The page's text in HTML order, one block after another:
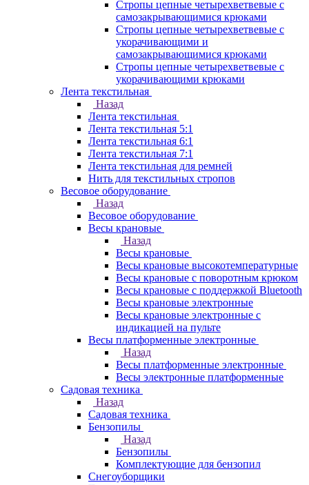
Стропы цепные четырехветвевые с
самозакрывающимися крюками
Стропы цепные четырехветвевые с
укорачивающими и
самозакрывающимися крюками
Стропы цепные четырехветвевые с
укорачивающими крюками
Лента текстильная
Назад
Лента текстильная
Лента текстильная 5:1
Лента текстильная 6:1
Лента текстильная 7:1
Лента текстильная для ремней
Нить для текстильных стропов
Весовое оборудование
Назад
Весовое оборудование
Весы крановые
Назад
Весы крановые
Весы крановые высокотемпературные
Весы крановые с поворотным крюком
Весы крановые с поддержкой Bluetooth
Весы крановые электронные
Весы крановые электронные с
индикацией на пульте
Весы платформенные электронные
Назад
Весы платформенные электронные
Весы электронные платформенные
Садовая техника
Назад
Садовая техника
Бензопилы
Назад
Бензопилы
Комплектующие для бензопил
Снегоуборщики